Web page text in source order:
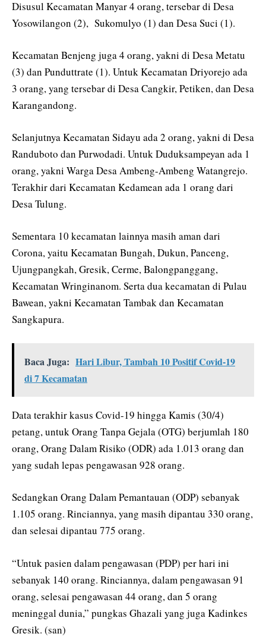
Disusul Kecamatan Manyar 4 orang, tersebar di Desa
Yosowilangon (2), Sukomulyo (1) dan Desa Suci (1).
Kecamatan Benjeng juga 4 orang, yakni di Desa Metatu
(3) dan Punduttrate (1). Untuk Kecamatan Driyorejo ada
3 orang, yang tersebar di Desa Cangkir, Petiken, dan Desa
Karangandong.
Selanjutnya Kecamatan Sidayu ada 2 orang, yakni di Desa
Randuboto dan Purwodadi. Untuk Duduksampeyan ada 1
orang, yakni Warga Desa Ambeng-Ambeng Watangrejo.
Terakhir dari Kecamatan Kedamean ada 1 orang dari
Desa Tulung.
Sementara 10 kecamatan lainnya masih aman dari
Corona, yaitu Kecamatan Bungah, Dukun, Panceng,
Ujungpangkah, Gresik, Cerme, Balongpanggang,
Kecamatan Wringinanom. Serta dua kecamatan di Pulau
Bawean, yakni Kecamatan Tambak dan Kecamatan
Sangkapura.
Baca Juga: Hari Libur, Tambah 10 Positif Covid-19
di 7 Kecamatan
Data terakhir kasus Covid-19 hingga Kamis (30/4)
petang, untuk Orang Tanpa Gejala (OTG) berjumlah 180
orang, Orang Dalam Risiko (ODR) ada 1.013 orang dan
yang sudah lepas pengawasan 928 orang.
Sedangkan Orang Dalam Pemantauan (ODP) sebanyak
1.105 orang. Rinciannya, yang masih dipantau 330 orang,
dan selesai dipantau 775 orang.
“Untuk pasien dalam pengawasan (PDP) per hari ini
sebanyak 140 orang. Rinciannya, dalam pengawasan 91
orang, selesai pengawasan 44 orang, dan 5 orang
meninggal dunia,” pungkas Ghazali yang juga Kadinkes
Gresik. (san)